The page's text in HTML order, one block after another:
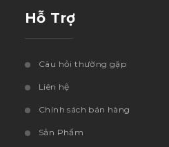
Hỗ Trợ
Câu hỏi thường gặp
Liên hệ
Chính sách bán hàng
Sản Phẩm